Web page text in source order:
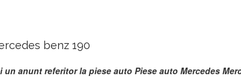
benz 190
anunt referitor la piese auto Piese auto Mercedes